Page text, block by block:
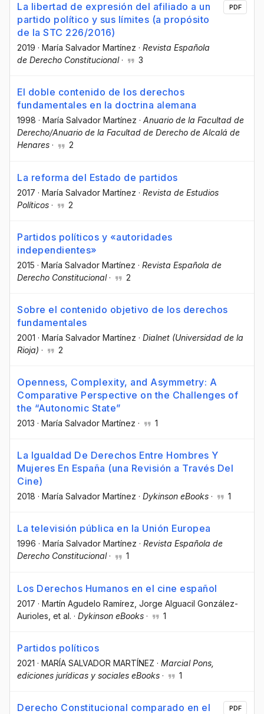
La libertad de expresión del afiliado a un
partido político y sus límites (a propósito
de la STC 226/2016)
2019 · María Salvador Martínez · Revista Española
de Derecho Constitucional· 3
PDF
El doble contenido de los derechos
fundamentales en la doctrina alemana
1998 · María Salvador Martínez · Anuario de la Facultad de
Derecho/Anuario de la Facultad de Derecho de Alcalá de
Henares · 2
La reforma del Estado de partidos
2017 · María Salvador Martínez · Revista de Estudios
Políticos · 2
Partidos políticos y «autoridades
independientes»
2015 · María Salvador Martínez · Revista Española de
Derecho Constitucional· 2
Sobre el contenido objetivo de los derechos
fundamentales
2001 · María Salvador Martínez · Dialnet (Universidad de la
Rioja) · 2
Openness, Complexity, and Asymmetry: A
Comparative Perspective on the Challenges of
the “Autonomic State”
2013 · María Salvador Martínez · 1
La Igualdad De Derechos Entre Hombres Y
Mujeres En España (una Revisión a Través Del
Cine)
2018 · María Salvador Martínez · Dykinson eBooks · 1
La televisión pública en la Unión Europea
1996 · María Salvador Martínez · Revista Española de
Derecho Constitucional· 1
Los Derechos Humanos en el cine español
2017 · Martín Agudelo Ramírez , Jorge Alguacil González-
Aurioles , et al. · Dykinson eBooks · 1
Partidos políticos
2021 · MARÍA SALVADOR MARTÍNEZ · Marcial Pons,
ediciones jurídicas y sociales eBooks · 1
Derecho Constitucional comparado en el PDF